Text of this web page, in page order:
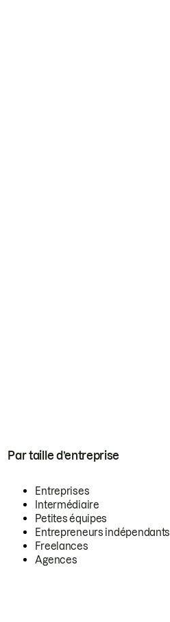
Par taille d’entreprise
Entreprises
Intermédiaire
Petites équipes
Entrepreneurs indépendants
Freelances
Agences